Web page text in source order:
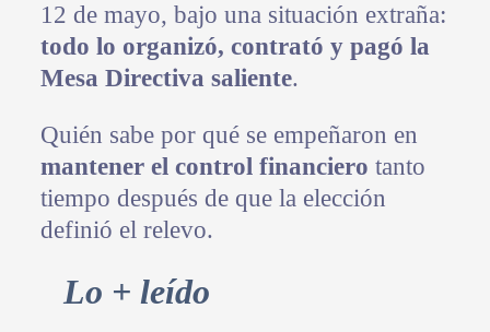
12 de mayo, bajo una situación extraña:
todo lo organizó, contrató y pagó la
Mesa Directiva saliente.
Quién sabe por qué se empeñaron en
mantener el control financiero tanto
tiempo después de que la elección
definió el relevo.
Primary
Lo + leído